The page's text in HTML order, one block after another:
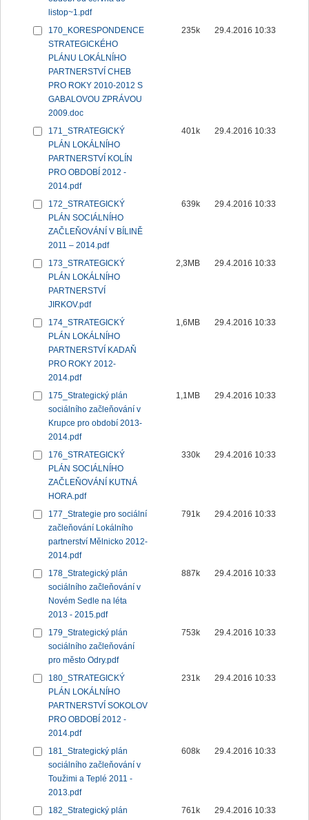
listop~1.pdf
170_KORESPONDENCE
STRATEGICKÉHO
PLÁNU LOKÁLNÍHO
PARTNERSTVÍ CHEB
PRO ROKY 2010-2012 S
GABALOVOU ZPRÁVOU
2009.doc
235k 29.4.2016 10:33
171_STRATEGICKÝ
PLÁN LOKÁLNÍHO
PARTNERSTVÍ KOLÍN
PRO OBDOBÍ 2012 -
2014.pdf
401k 29.4.2016 10:33
172_STRATEGICKÝ
PLÁN SOCIÁLNÍHO
ZAČLEŇOVÁNÍ V BÍLINĚ
2011 – 2014.pdf
639k 29.4.2016 10:33
173_STRATEGICKÝ
PLÁN LOKÁLNÍHO
PARTNERSTVÍ
JIRKOV.pdf
2,3MB 29.4.2016 10:33
174_STRATEGICKÝ
PLÁN LOKÁLNÍHO
PARTNERSTVÍ KADAŇ
PRO ROKY 2012-
2014.pdf
1,6MB 29.4.2016 10:33
175_Strategický plán
sociálního začleňování v
Krupce pro období 2013-
2014.pdf
1,1MB 29.4.2016 10:33
176_STRATEGICKÝ
PLÁN SOCIÁLNÍHO
ZAČLEŇOVÁNÍ KUTNÁ
HORA.pdf
330k 29.4.2016 10:33
177_Strategie pro sociální
začleňování Lokálního
partnerství Mělnicko 2012-
2014.pdf
791k 29.4.2016 10:33
178_Strategický plán
sociálního začleňování v
Novém Sedle na léta
2013 - 2015.pdf
887k 29.4.2016 10:33
179_Strategický plán
sociálního začleňování
pro město Odry.pdf
753k 29.4.2016 10:33
180_STRATEGICKÝ
PLÁN LOKÁLNÍHO
PARTNERSTVÍ SOKOLOV
PRO OBDOBÍ 2012 -
2014.pdf
231k 29.4.2016 10:33
181_Strategický plán
sociálního začleňování v
Toužimi a Teplé 2011 -
2013.pdf
608k 29.4.2016 10:33
182_Strategický plán
761k 29.4.2016 10:33